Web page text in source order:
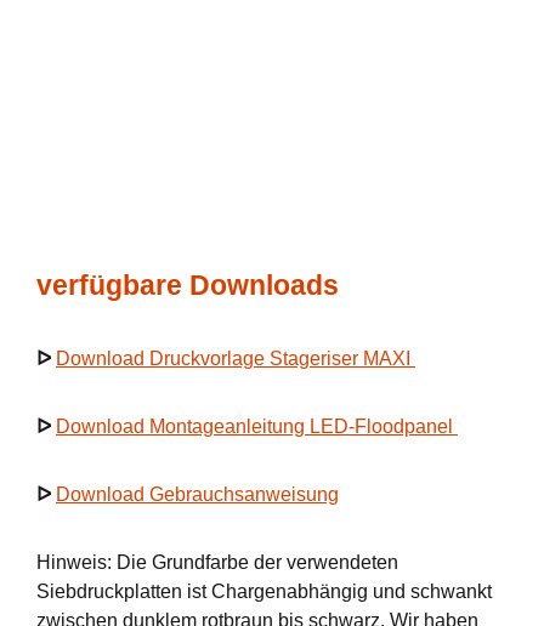
verfügbare Downloads
ᐅ Download Druckvorlage Stageriser MAXI
ᐅ Download Montageanleitung LED-Floodpanel
ᐅ Download Gebrauchsanweisung
Hinweis: Die Grundfarbe der verwendeten
Siebdruckplatten ist Chargenabhängig und schwankt
zwischen dunklem rotbraun bis schwarz. Wir haben